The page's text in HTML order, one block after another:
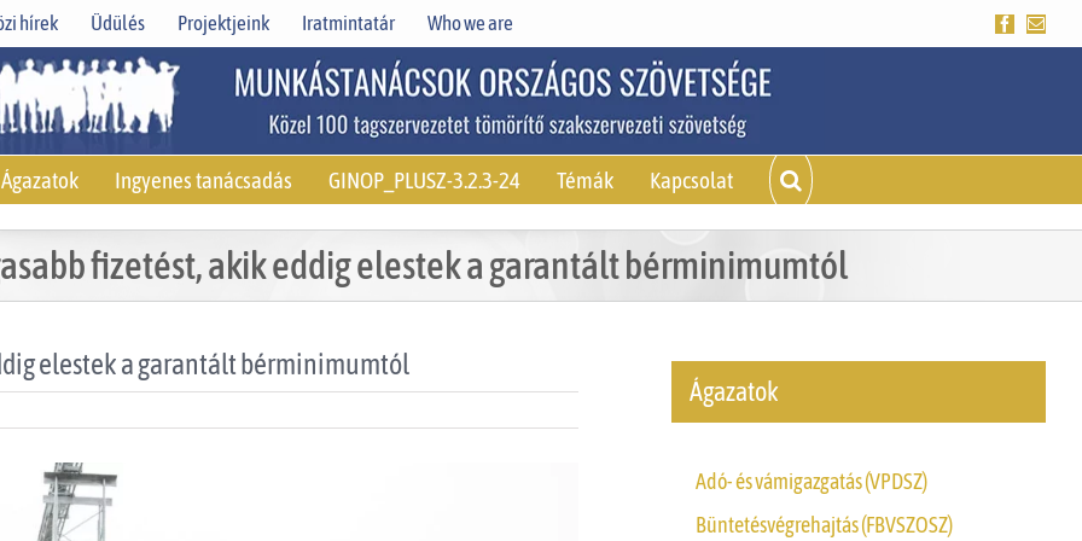
hírek Üdülés Projektjeink Iratmintatár Who we are Facebook
Ágazatok Ingyenes tanácsadás GINOP_PLUSZ-3.2.3-24 Témák Kapcsolat
fizetést, akik eddig elestek a garantált bérminimumtól
elestek a garantált bérminimumtól
Ágazatok
Adó- és vámigazgatás (VPDSZ)
Büntetésvégrehajtás (FBVSZOSZ)